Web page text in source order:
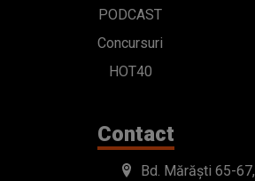
PODCAST
Concursuri
HOT40
Contact
Bd. Mărăști 65-67,